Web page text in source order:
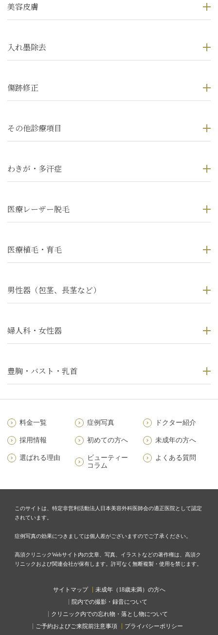
美容皮膚
入れ墨除去
傷跡修正
その他診療項目
わきが・多汗症
医療レーザー脱毛
医療植毛・育毛
男性器（包茎、長茎など）
婦人科・女性器
豊胸・バスト・乳首
料金一覧 症例写真 ドクター紹介
採用情報 初めての方へ 未成年の方へ
選ばれる理由
ビューティー
コラム
よくある質問
このサイトは、特定非営利活動法人日本美容外科医師会の適正医院として認定
されています。
症例写真の効果につきましては個人差がございますのでご了承ください。
高須クリニックWebサイト内の文章、写真、イラストなどの著作権は、高須ク
リニックおよび関連会社が保有します。許可なく無断複製・使用を禁じます。
サイトマップ
未成年（18歳未満）の方へ
院内での撮影・録音について
クリニック内での忘れ物・落とし物について
ご予約およびご来院前注意事項
プライバシーポリシー